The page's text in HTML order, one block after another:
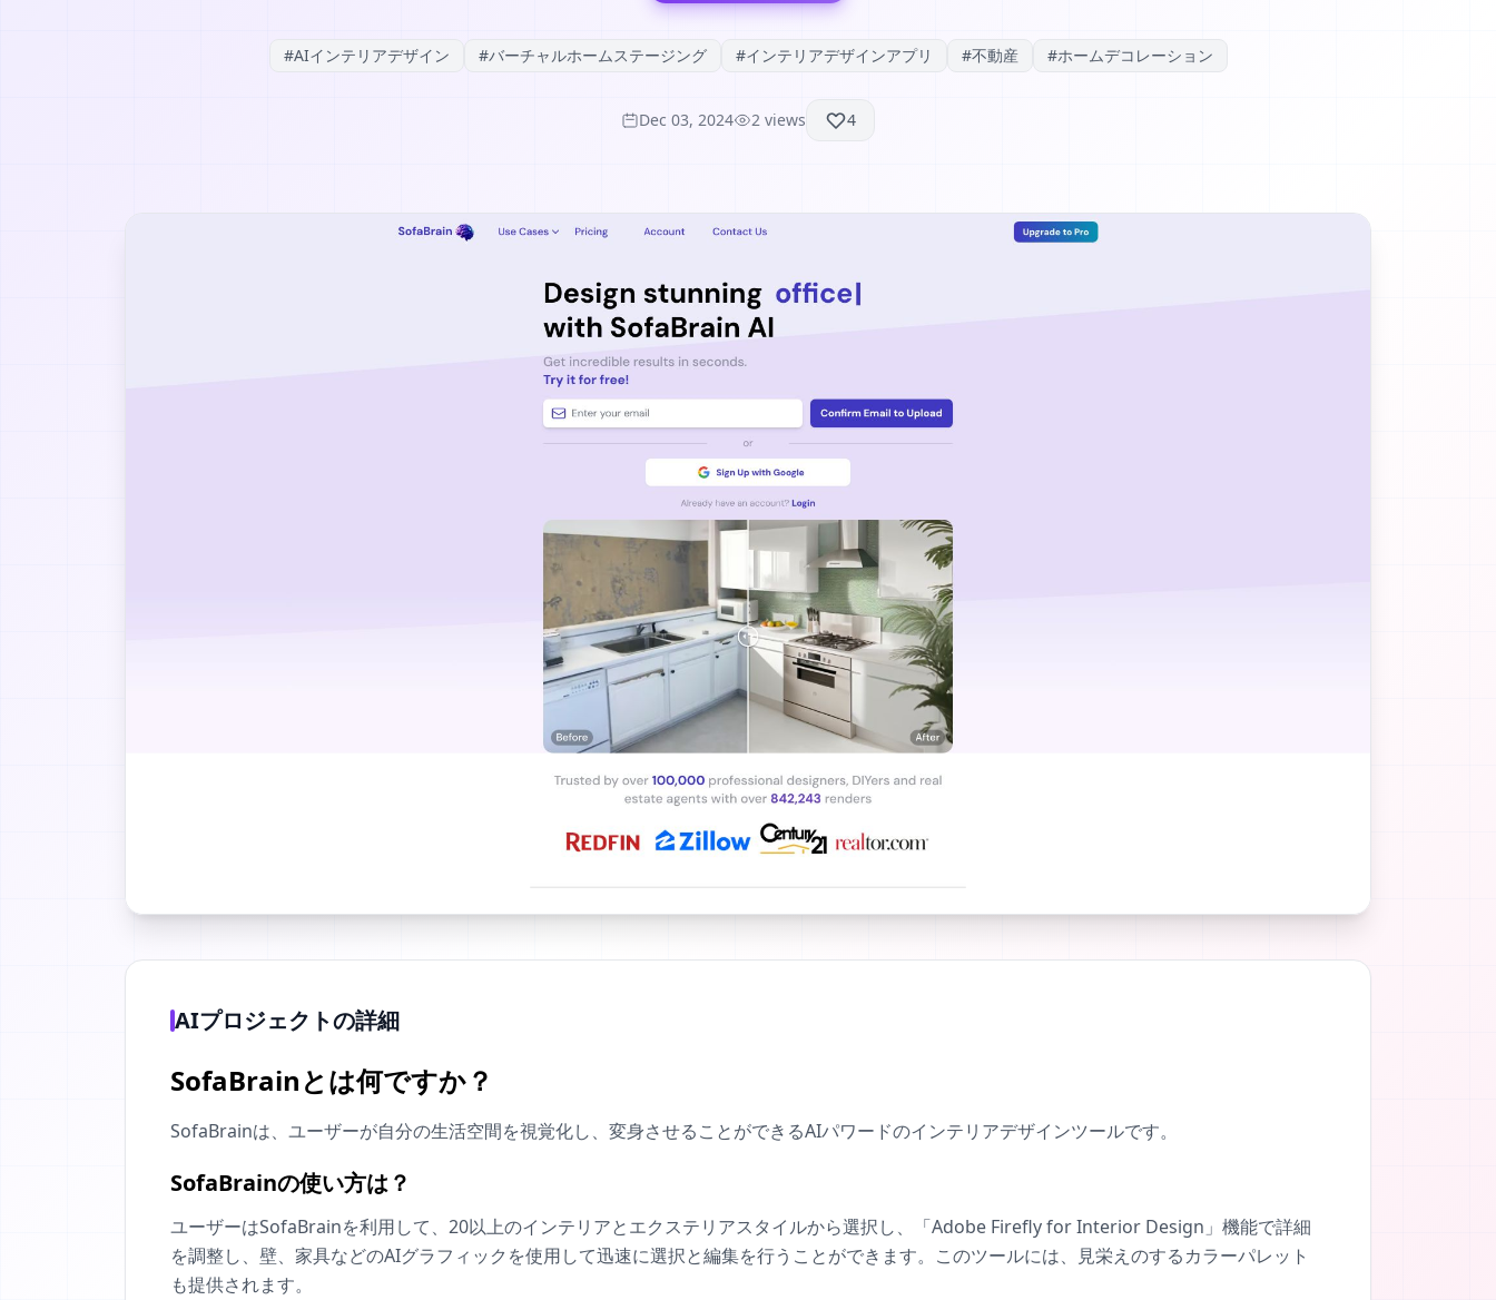
#AIインテリアデザイン #バーチャルホームステージング #インテリアデザインアプリ #不動産 #ホームデコレーション
Dec 03, 2024 2 views 4
AIプロジェクトの詳細
SofaBrainとは何ですか？
SofaBrainは、ユーザーが自分の生活空間を視覚化し、変身させることができるAIパワードのインテリアデザインツールです。
SofaBrainの使い方は？
ユーザーはSofaBrainを利用して、20以上のインテリアとエクステリアスタイルから選択し、「Adobe Firefly for Interior Design」機能で詳細
を調整し、壁、家具などのAIグラフィックを使用して迅速に選択と編集を行うことができます。このツールには、見栄えのするカラーパレット
も提供されます。